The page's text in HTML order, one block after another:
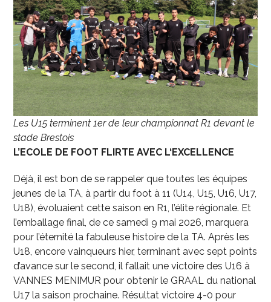
Les U15 terminent 1er de leur championnat R1 devant le
stade Brestois
L’ECOLE DE FOOT FLIRTE AVEC L‘EXCELLENCE
Déjà, il est bon de se rappeler que toutes les équipes
jeunes de la TA, à partir du foot à 11 (U14, U15, U16, U17,
U18), évoluaient cette saison en R1, l’élite régionale. Et
l’emballage final, de ce samedi 9 mai 2026, marquera
pour l’éternité la fabuleuse histoire de la TA. Après les
U18, encore vainqueurs hier, terminant avec sept points
d’avance sur le second, il fallait une victoire des U16 à
VANNES MENIMUR pour obtenir le GRAAL du national
U17 la saison prochaine. Résultat victoire 4-0 pour